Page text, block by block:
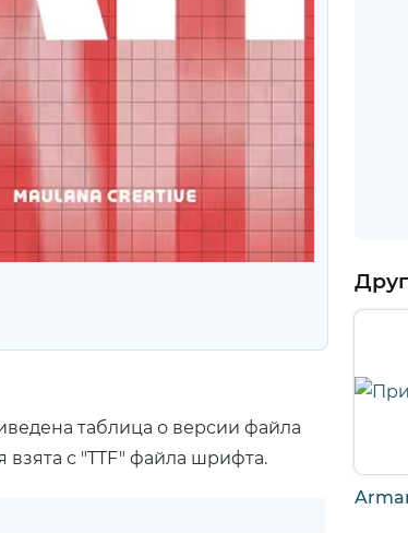
таблица о версии файла
с "TTF" файла шрифта.